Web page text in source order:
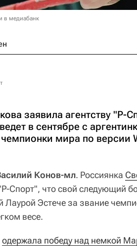
в медиабанк
заявила агентству "Р-
в сентябре с
мира по версии
Конов-мл. Россиянка
Спорт", что свой следующий
Лаурой Эстече за звание
весе.
одержала победу над немкой